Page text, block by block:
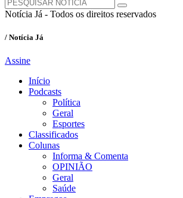
Notícia Já - Todos os direitos reservados
/ Notícia Já
Assine
Início
Podcasts
Política
Geral
Esportes
Classificados
Colunas
Informa & Comenta
OPINIÃO
Geral
Saúde